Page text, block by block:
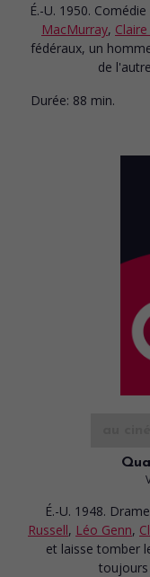
É.-U. 1950.
MacMurray,
fédéraux, un
de
Durée: 88 min.
É.-U. 1948.
Russell, Léo Genn,
et laisse tomber
toujours